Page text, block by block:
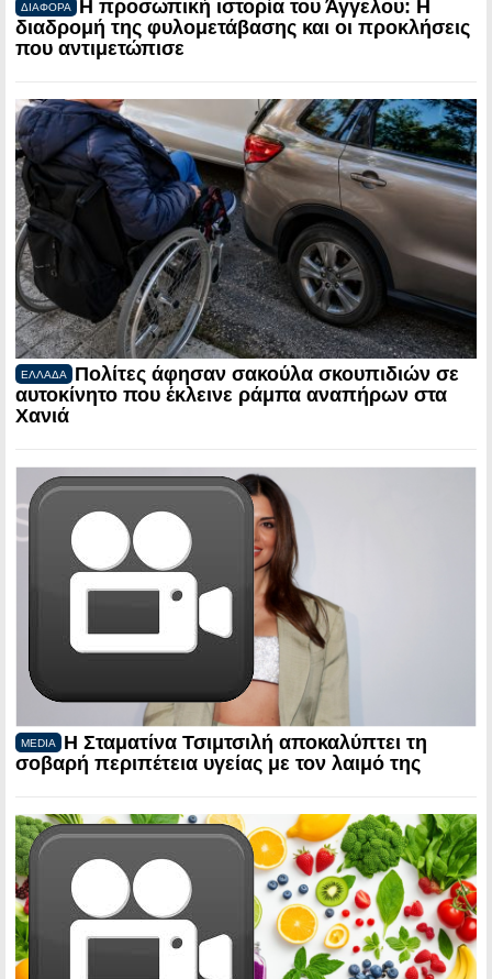
ΔΙΑΦΟΡΑ
Η προσωπική ιστορία του Άγγελου: Η
διαδρομή της φυλομετάβασης και οι προκλήσεις
που αντιμετώπισε
ΕΛΛΑΔΑ
Πολίτες άφησαν σακούλα σκουπιδιών σε
αυτοκίνητο που έκλεινε ράμπα αναπήρων στα
Χανιά
MEDIA
Η Σταματίνα Τσιμτσιλή αποκαλύπτει τη
σοβαρή περιπέτεια υγείας με τον λαιμό της